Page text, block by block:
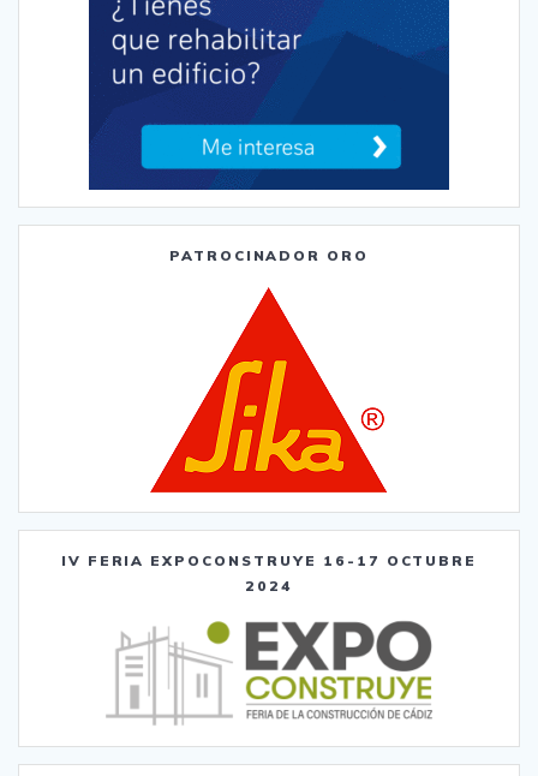
PATROCINADOR ORO
IV FERIA EXPOCONSTRUYE 16-17 OCTUBRE
2024